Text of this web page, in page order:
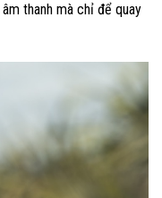
thanh mà chỉ để quay